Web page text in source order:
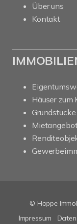
Über uns
Kontakt
Häuser zum
Grundstücke
© Hoppe
Impressum